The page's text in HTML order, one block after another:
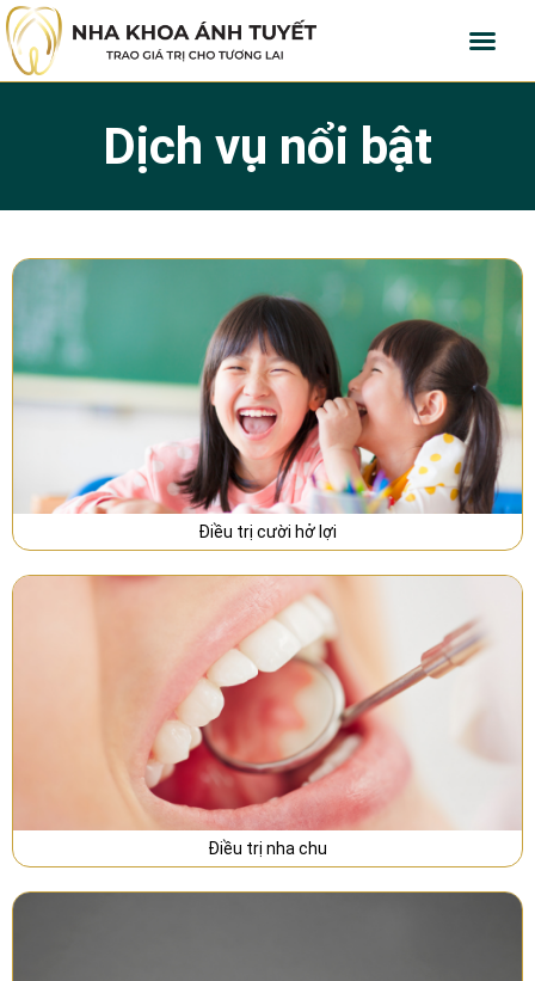
Dịch vụ nổi bật
Điều trị cười hở lợi
Điều trị nha chu